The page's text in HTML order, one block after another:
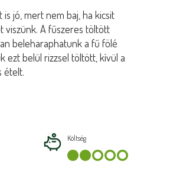
jó, mert nem baj, ha kicsit
viszünk. A fűszeres töltött
beleharaphatunk a fű fölé
ezt belül rizzsel töltött, kívül a
ételt.
Költség